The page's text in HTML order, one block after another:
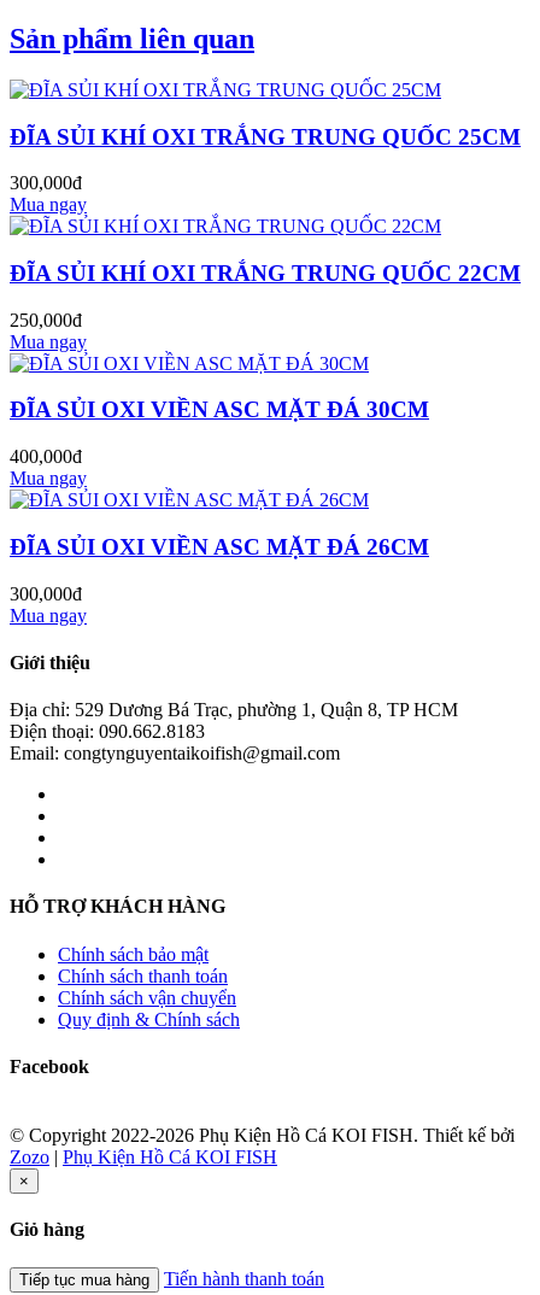
Sản phẩm liên quan
ĐĨA SỦI KHÍ OXI TRẮNG TRUNG QUỐC 25CM
300,000đ
Mua ngay
ĐĨA SỦI KHÍ OXI TRẮNG TRUNG QUỐC 22CM
250,000đ
Mua ngay
ĐĨA SỦI OXI VIỀN ASC MẶT ĐÁ 30CM
400,000đ
Mua ngay
ĐĨA SỦI OXI VIỀN ASC MẶT ĐÁ 26CM
300,000đ
Mua ngay
Giới thiệu
Địa chỉ: 529 Dương Bá Trạc, phường 1, Quận 8, TP HCM
Điện thoại: 090.662.8183
Email: congtynguyentaikoifish@gmail.com
HỖ TRỢ KHÁCH HÀNG
Chính sách bảo mật
Chính sách thanh toán
Chính sách vận chuyển
Quy định & Chính sách
Facebook
© Copyright 2022-2026 Phụ Kiện Hồ Cá KOI FISH. Thiết kế bởi
Zozo | Phụ Kiện Hồ Cá KOI FISH
×
Giỏ hàng
Tiếp tục mua hàng Tiến hành thanh toán